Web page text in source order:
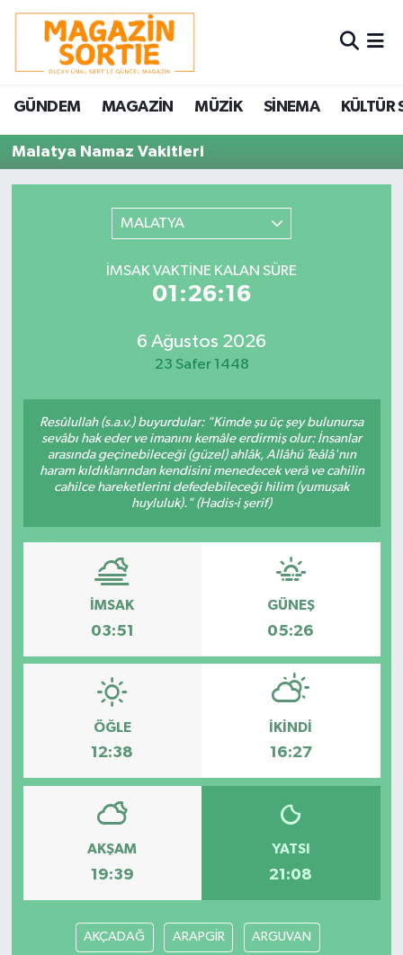
GÜNDEM MAGAZİN MÜZİK SİNEMA KÜLTÜR
Malatya Namaz Vakitleri
MALATYA
İMSAK VAKTINE KALAN SÜRE
01:26:16
6 Ağustos 2026
23 Safer 1448
Resûlullah (s.a.v.) buyurdular: "Kimde şu üç şey bulunursa
sevâbı hak eder ve imanını kemâle erdirmiş olur: İnsanlar
arasında geçinebileceği (güzel) ahlâk, Allâhü Teâlâ'nın
haram kıldıklarından kendisini menedecek verâ ve cahilin
cahilce hareketlerini defedebileceği hilim (yumuşak
huyluluk)." (Hadis-i şerif)
İMSAK
03:51
GÜNEŞ
05:26
ÖĞLE
12:38
İKINDI
16:27
AKŞAM
19:39
YATSI
21:08
AKÇADAĞ ARAPGİR ARGUVAN
Nöbetçi Eczaneler
Hava Durumu
Trafik Durumu
Süper Lig Puan Durumu ve Fikstür
Son Dakika Haberleri